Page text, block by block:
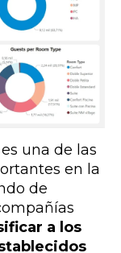
es una de las
en la
de
a los